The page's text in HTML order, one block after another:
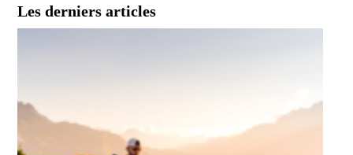
Les derniers articles